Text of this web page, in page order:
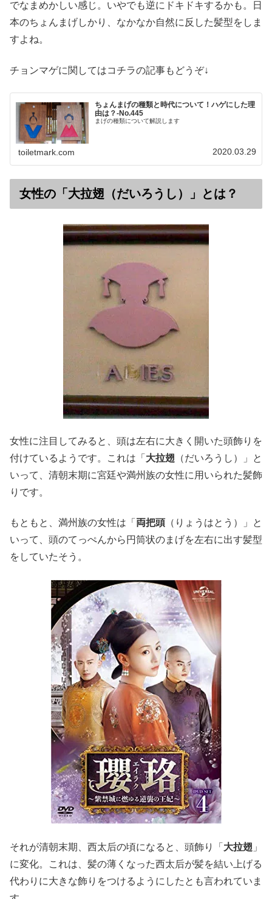
でなまめかしい感じ。いやでも逆にドキドキするかも。日
本のちょんまげしかり、なかなか自然に反した髪型をしま
すよね。
チョンマゲに関してはコチラの記事もどうぞ↓
ちょんまげの種類と時代について！ハゲにした理
由は？‐No.445
まげの種類について解説します
toiletmark.com 2020.03.29
女性の「大拉翅（だいろうし）」とは？
女性に注目してみると、頭は左右に大きく開いた頭飾りを
付けているようです。これは「 大拉翅 （だいろうし）」と
いって、清朝末期に宮廷や満州族の女性に用いられた髪飾
りです。
もともと、満州族の女性は「 両把頭 （りょうはとう）」と
いって、頭のてっぺんから円筒状のまげを左右に出す髪型
をしていたそう。
それが清朝末期、西太后の頃になると、頭飾り「 大拉翅 」
に変化。これは、髪の薄くなった西太后が髪を結い上げる
代わりに大きな飾りをつけるようにしたとも言われていま